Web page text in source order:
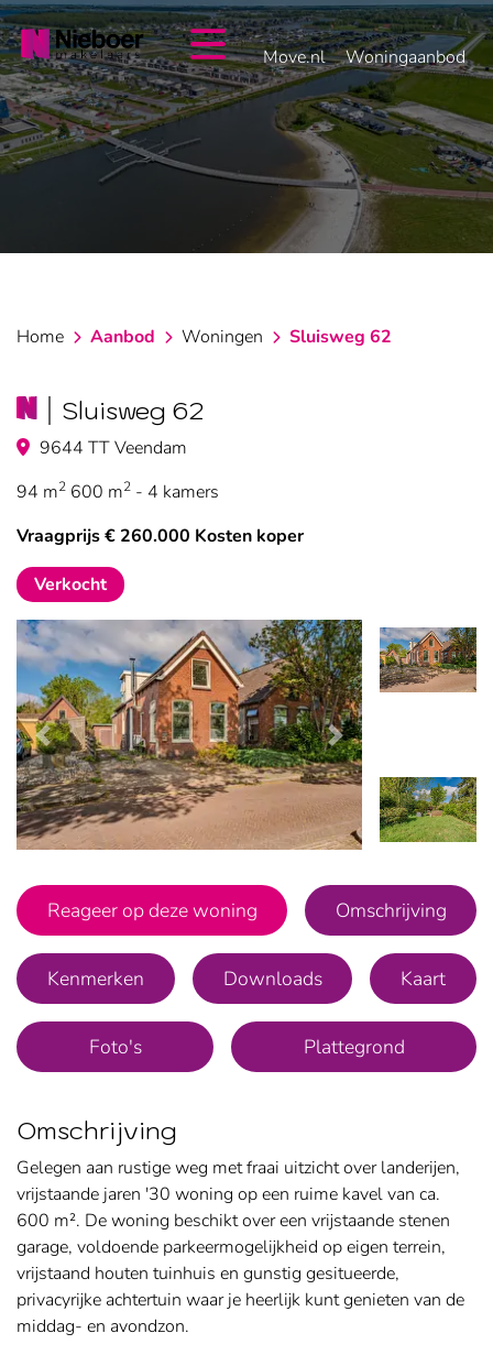
overslaan
Move.nl
Woningaanbod
Home Aanbod Woningen Sluisweg 62
Sluisweg 62
9644 TT Veendam
94 m2 600 m2 - 4 kamers
Vraagprijs € 260.000 Kosten koper
Verkocht
Vorige Volgende
Reageer op deze woning Omschrijving
Kenmerken Downloads Kaart
Foto's Plattegrond
Omschrijving
Gelegen aan rustige weg met fraai uitzicht over landerijen,
vrijstaande jaren '30 woning op een ruime kavel van ca.
600 m². De woning beschikt over een vrijstaande stenen
garage, voldoende parkeermogelijkheid op eigen terrein,
vrijstaand houten tuinhuis en gunstig gesitueerde,
privacyrijke achtertuin waar je heerlijk kunt genieten van de
middag- en avondzon.